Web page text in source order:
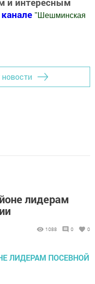
" Шешминская
лидерам
1088 0 0